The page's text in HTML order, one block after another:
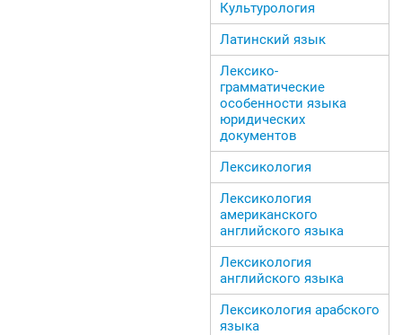
Культурология
Латинский язык
Лексико-
грамматические
особенности языка
юридических
документов
Лексикология
Лексикология
американского
английского языка
Лексикология
английского языка
Лексикология арабского
языка